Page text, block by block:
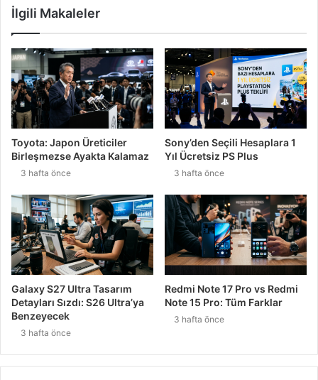
İlgili Makaleler
Toyota: Japon Üreticiler
Birleşmezse Ayakta Kalamaz
3 hafta önce
Sony’den Seçili Hesaplara 1
Yıl Ücretsiz PS Plus
3 hafta önce
Galaxy S27 Ultra Tasarım
Detayları Sızdı: S26 Ultra’ya
Benzeyecek
3 hafta önce
Redmi Note 17 Pro vs Redmi
Note 15 Pro: Tüm Farklar
3 hafta önce